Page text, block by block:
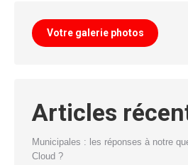
Votre galerie photos
Articles
Municipales : les réponses à notre
Cloud ?